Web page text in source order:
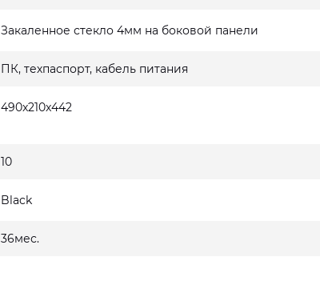
Закаленное стекло 4мм на боковой панели
ПК, техпаспорт, кабель питания
490x210x442
10
Black
36мес.